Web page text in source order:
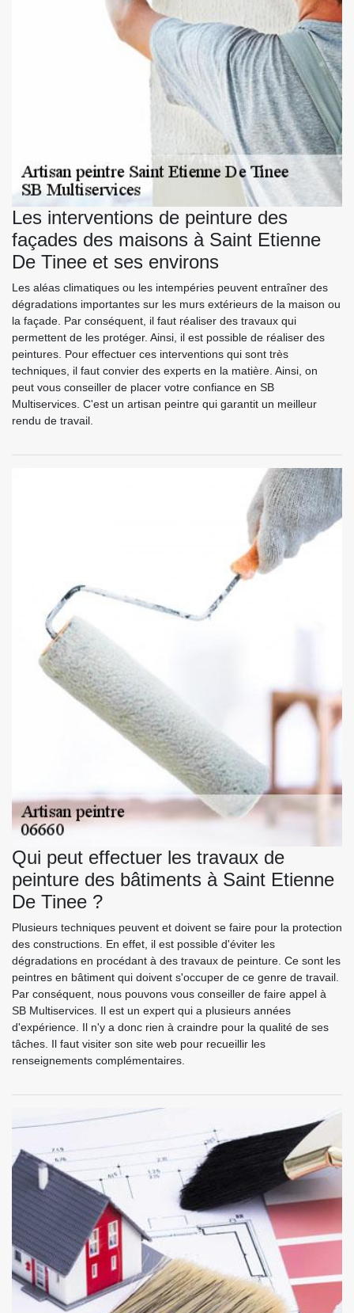
Les interventions de peinture des
façades des maisons à Saint Etienne
De Tinee et ses environs
Les aléas climatiques ou les intempéries peuvent entraîner des
dégradations importantes sur les murs extérieurs de la maison ou
la façade. Par conséquent, il faut réaliser des travaux qui
permettent de les protéger. Ainsi, il est possible de réaliser des
peintures. Pour effectuer ces interventions qui sont très
techniques, il faut convier des experts en la matière. Ainsi, on
peut vous conseiller de placer votre confiance en SB
Multiservices. C'est un artisan peintre qui garantit un meilleur
rendu de travail.
Qui peut effectuer les travaux de
peinture des bâtiments à Saint Etienne
De Tinee ?
Plusieurs techniques peuvent et doivent se faire pour la protection
des constructions. En effet, il est possible d'éviter les
dégradations en procédant à des travaux de peinture. Ce sont les
peintres en bâtiment qui doivent s'occuper de ce genre de travail.
Par conséquent, nous pouvons vous conseiller de faire appel à
SB Multiservices. Il est un expert qui a plusieurs années
d'expérience. Il n'y a donc rien à craindre pour la qualité de ses
tâches. Il faut visiter son site web pour recueillir les
renseignements complémentaires.